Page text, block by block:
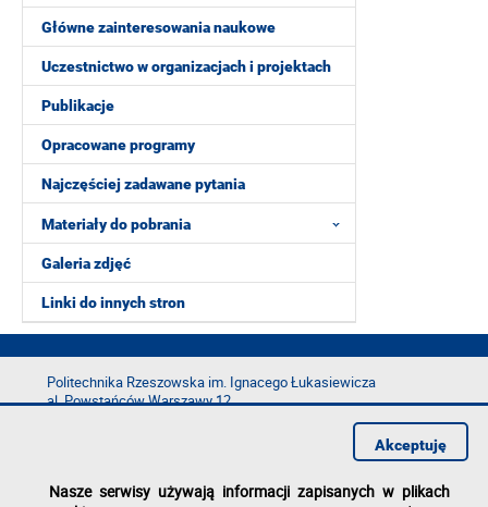
Główne zainteresowania naukowe
Uczestnictwo w organizacjach i projektach
Publikacje
Opracowane programy
Najczęściej zadawane pytania
Materiały do pobrania
Galeria zdjęć
Linki do innych stron
Politechnika Rzeszowska im. Ignacego Łukasiewicza
al. Powstańców Warszawy 12
e-mail:kancelaria@prz.edu.pl
Nasze serwisy używają informacji zapisanych w plikach
Akceptuję